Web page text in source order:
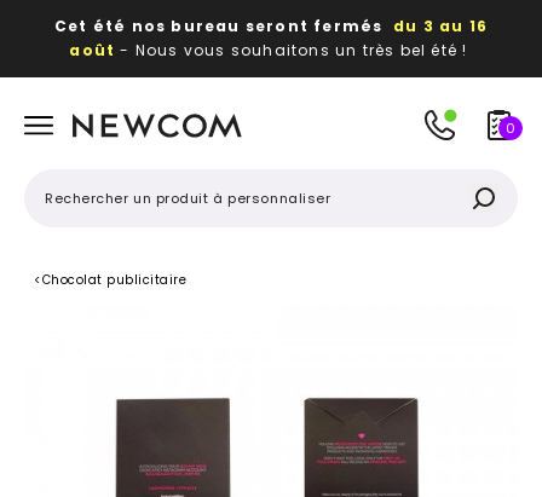
Cet été nos bureau seront fermés du 3 au 16
août - Nous vous souhaitons un très bel été !
publicitaires
0
< Chocolat publicitaire